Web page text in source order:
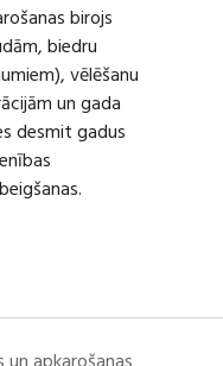
birojs
biedru
vēlēšanu
un gada
desmit gadus